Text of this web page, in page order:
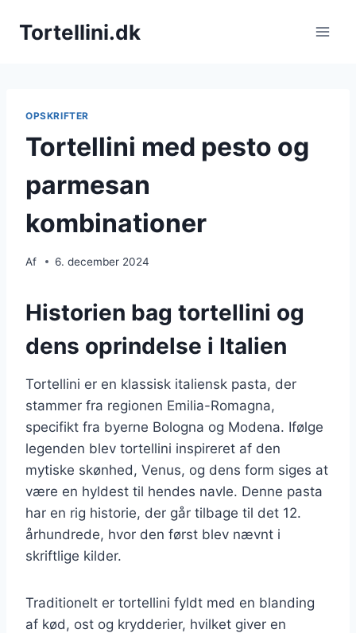
Tortellini.dk
OPSKRIFTER
Tortellini med pesto og
parmesan
kombinationer
Af 6. december 2024
Historien bag tortellini og
dens oprindelse i Italien
Tortellini er en klassisk italiensk pasta, der
stammer fra regionen Emilia-Romagna,
specifikt fra byerne Bologna og Modena. Ifølge
legenden blev tortellini inspireret af den
mytiske skønhed, Venus, og dens form siges at
være en hyldest til hendes navle. Denne pasta
har en rig historie, der går tilbage til det 12.
århundrede, hvor den først blev nævnt i
skriftlige kilder.
Traditionelt er tortellini fyldt med en blanding
af kød, ost og krydderier, hvilket giver en